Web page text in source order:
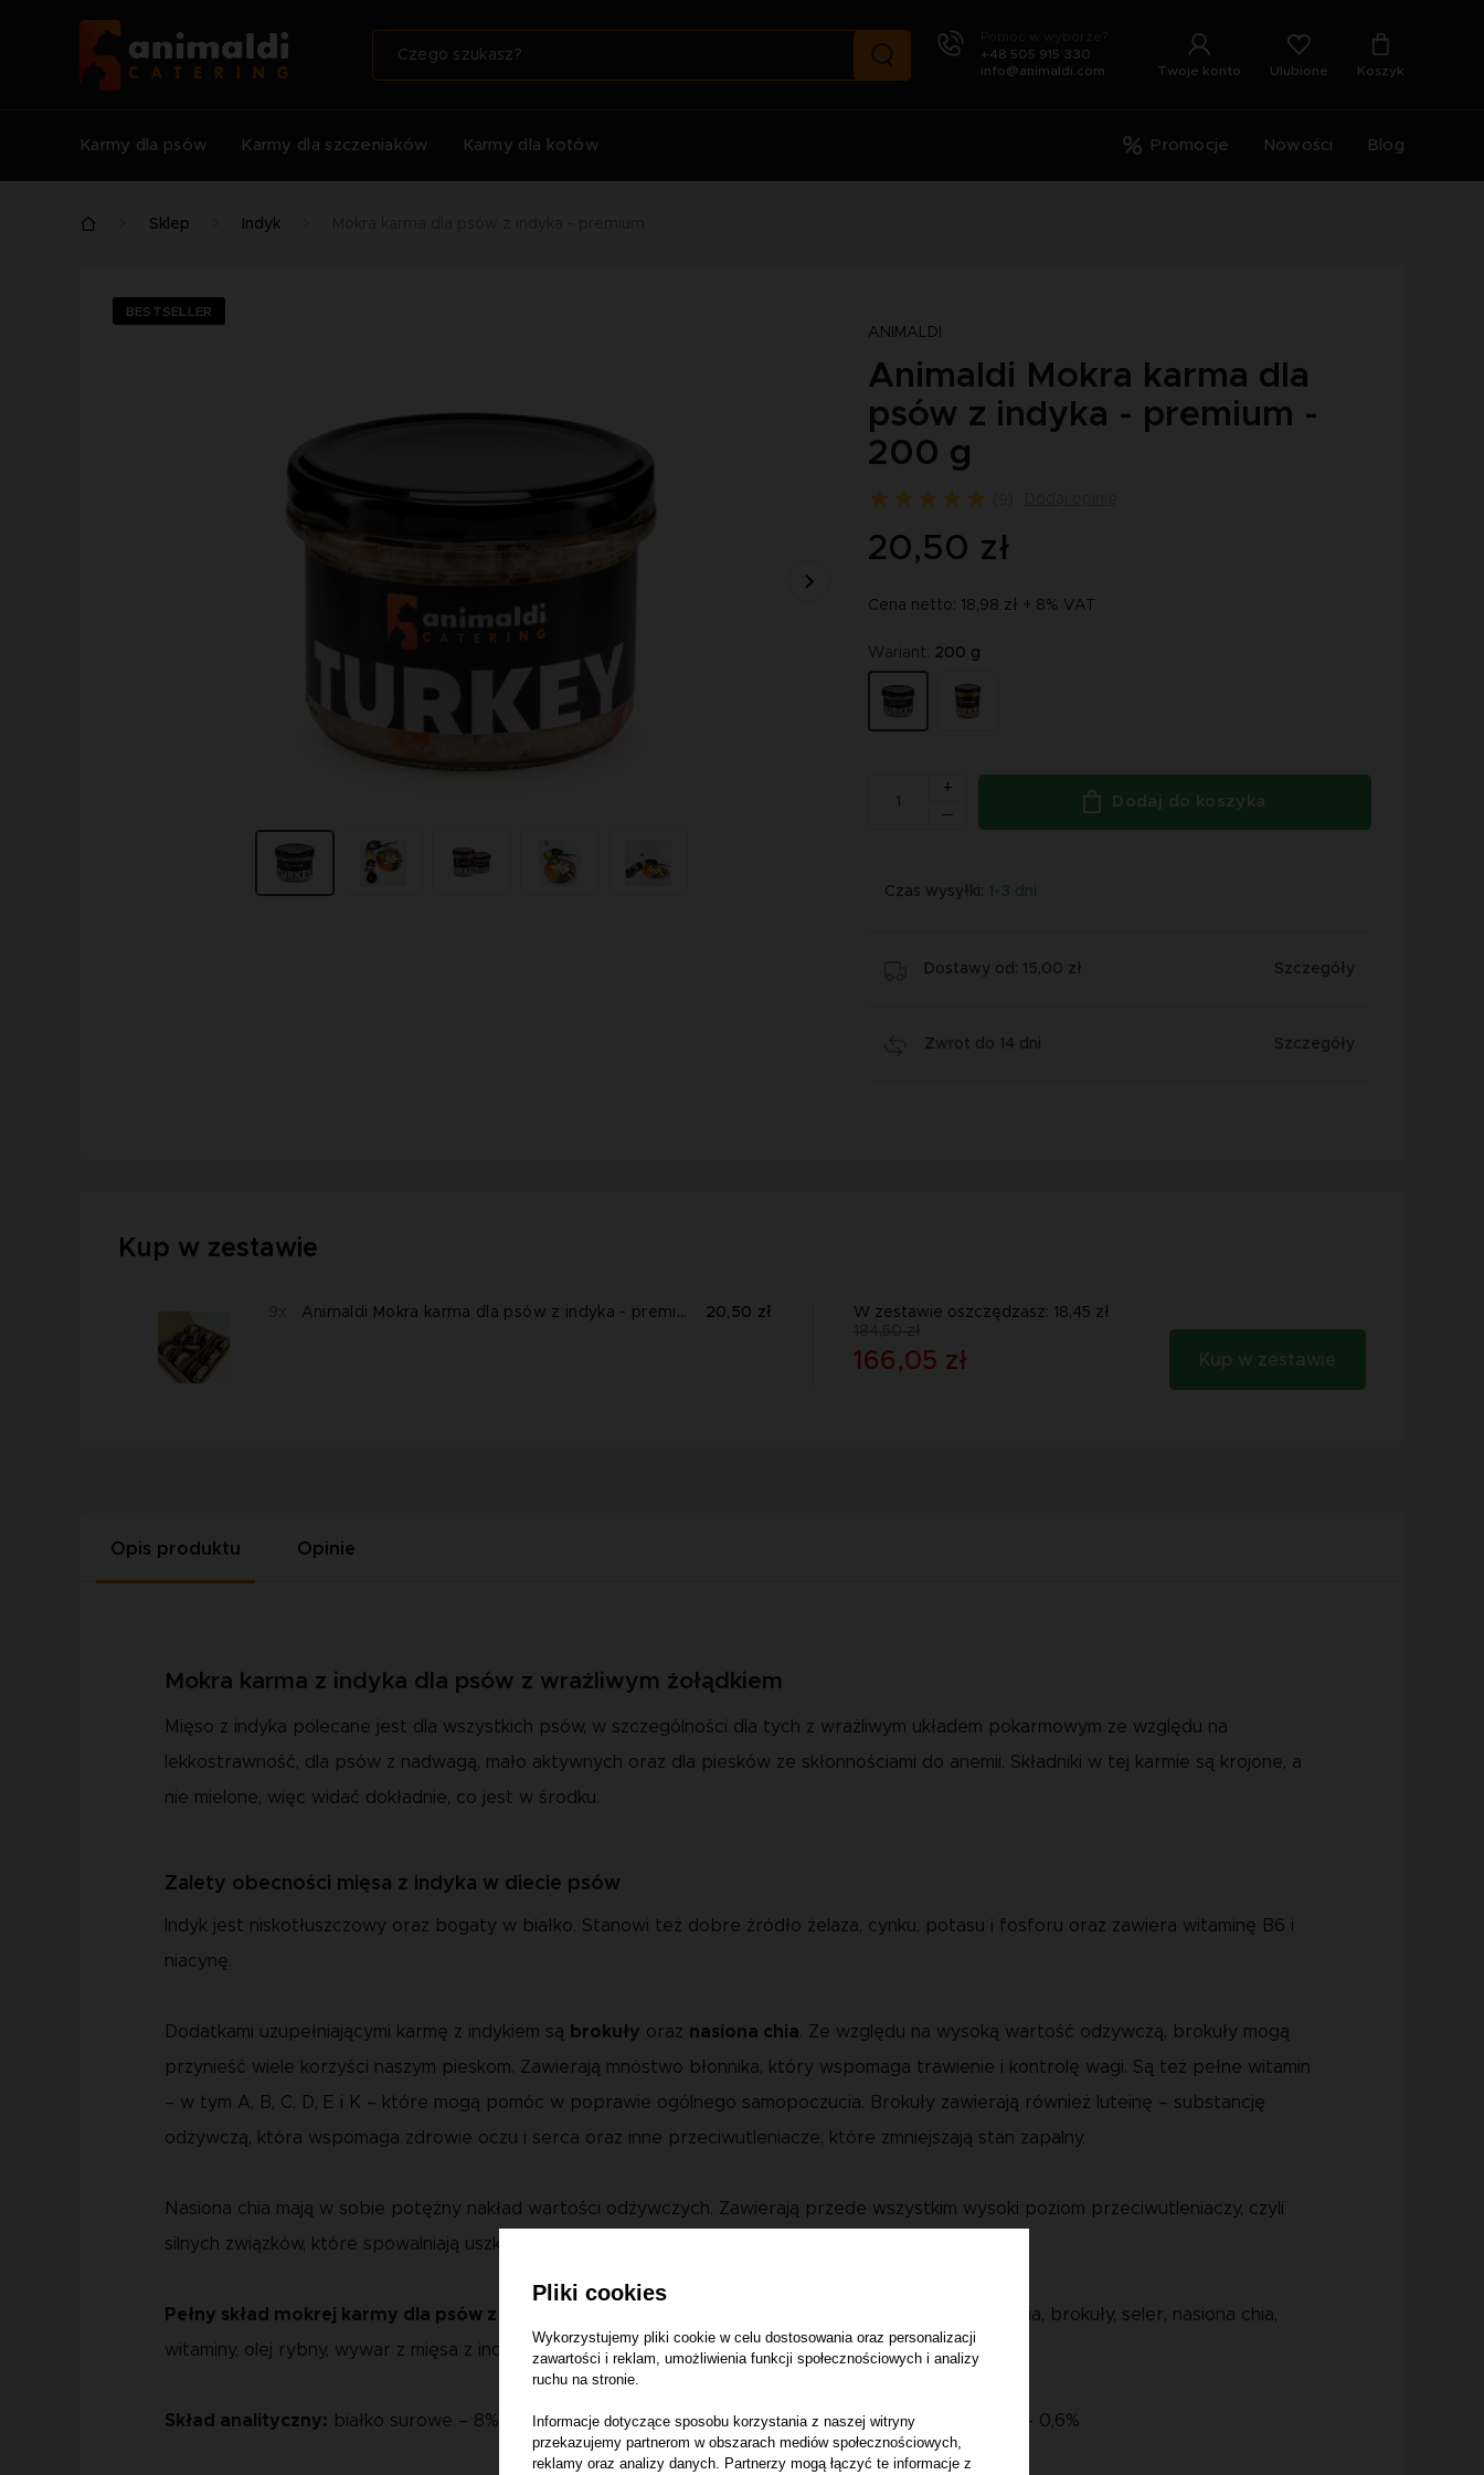
+48 505 915 330
info@animaldi.com
Twoje konto Ulubione Koszyk
Karmy dla psów Karmy dla szczeniaków Karmy dla kotów Promocje Nowości Blog
Sklep Indyk
BESTSELLER
ANIMALDI
Animaldi Mokra karma dla
psów z indyka - premium -
200 g
20,50 zł
Cena netto: 18,98 zł + 8% VAT
Wariant: 200 g
+
Dodaj do koszyka
Czas wysyłki: 1-3 dni
Dostawy od: 15,00 zł Szczegóły
Zwrot do 14 dni Szczegóły
Kup w zestawie
Animaldi Mokra karma dla psów z indyka - premium 20,50 zł
W zestawie oszczędzasz: 18,45 zł
166,05 zł Kup w zestawie
Opis produktu Opinie
Mokra karma z indyka dla psów z wrażliwym żołądkiem
Mięso z indyka polecane jest dla wszystkich psów, w szczególności dla tych z wrażliwym układem pokarmowym ze względu na
lekkostrawność, dla psów z nadwagą, mało aktywnych oraz dla piesków ze skłonnościami do anemii. Składniki w tej karmie są krojone, a
nie mielone, więc widać dokładnie, co jest w środku.
Zalety obecności mięsa z indyka w diecie psów
Indyk jest niskotłuszczowy oraz bogaty w białko. Stanowi też dobre źródło żelaza, cynku, potasu i fosforu oraz zawiera witaminę B6 i
niacynę.
Dodatkami uzupełniającymi karmę z indykiem są brokuły oraz nasiona chia. Ze względu na wysoką wartość odżywczą, brokuły mogą
przynieść wiele korzyści naszym pieskom. Zawierają mnóstwo błonnika, który wspomaga trawienie i kontrolę wagi. Są też pełne witamin
– w tym A, B, C, D, E i K – które mogą pomóc w poprawie ogólnego samopoczucia. Brokuły zawierają również luteinę – substancję
odżywczą, która wspomaga zdrowie oczu i serca oraz inne przeciwutleniacze, które zmniejszają stan zapalny.
Nasiona chia mają w sobie potężny nakład wartości odżywczych. Zawierają przede wszystkim wysoki poziom przeciwutleniaczy, czyli
silnych związków, które spowalniają uszkadzanie komórek w organizmie psa.
Pełny skład mokrej karmy dla psów z indyka:
mięso z piersi indyka – 50%, ryż – 10%, marchew, cukinia, brokuły, seler, nasiona chia,
witaminy, olej rybny, wywar z mięsa z indyka i warzyw
Skład analityczny: białko surowe – 8%, oleje i tłuszcze surowe – 1,5%, włókno surowe – 0,5%, popiół - 0,6%
Pliki cookies
Wykorzystujemy pliki cookie w celu dostosowania oraz personalizacji
zawartości i reklam, umożliwienia funkcji społecznościowych i analizy
ruchu na stronie.
Informacje dotyczące sposobu korzystania z naszej witryny
przekazujemy partnerom w obszarach mediów społecznościowych,
reklamy oraz analizy danych. Partnerzy mogą łączyć te informacje z